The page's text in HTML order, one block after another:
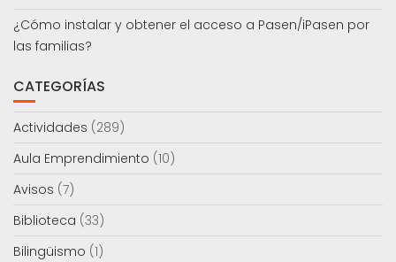
¿Cómo instalar y obtener el acceso a Pasen/iPasen por
las familias?
CATEGORÍAS
Actividades (289)
Aula Emprendimiento (10)
Avisos (7)
Biblioteca (33)
Bilingüismo (1)